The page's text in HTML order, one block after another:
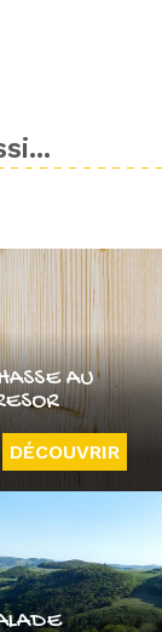
AU
DÉCOUVRIR